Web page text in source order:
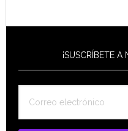
¡SUSCRÍBETE A